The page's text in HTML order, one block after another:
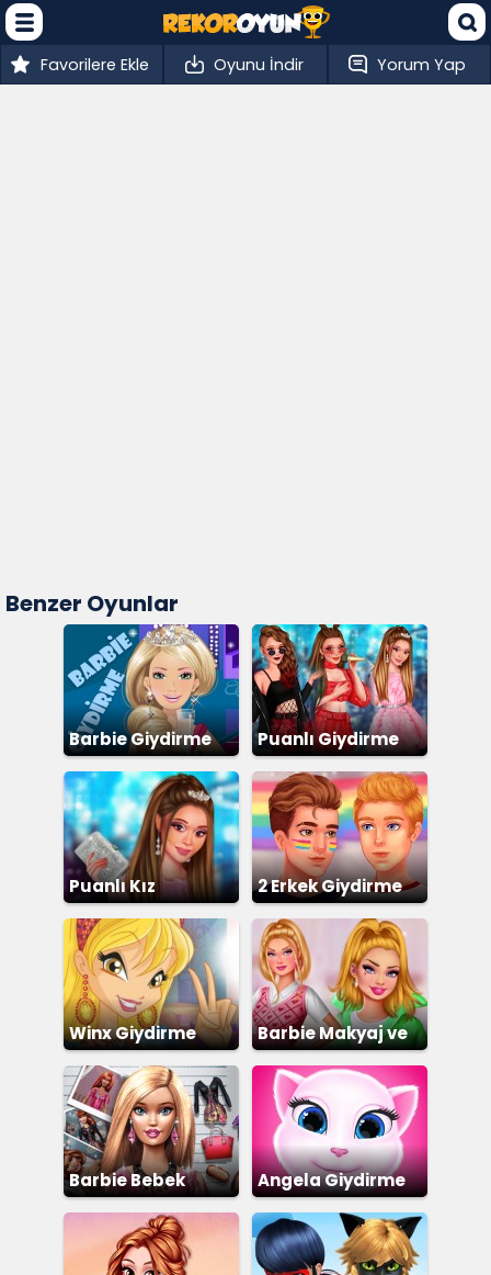
Favorilere Ekle Oyunu İndir Yorum Yap
Benzer Oyunlar
Barbie Giydirme Puanlı Giydirme
Puanlı Kız
Giydirme
2 Erkek Giydirme
Winx Giydirme
Barbie Makyaj ve
Giydirme
Barbie Bebek
Giydirme
Angela Giydirme